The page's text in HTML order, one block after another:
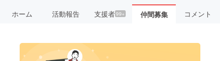
ホーム 活動報告 支援者99+ 仲間募集 コメント